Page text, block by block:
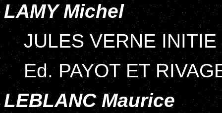
LAMY Michel
JULES VERNE
Ed. PAYOT ET
LEBLANC Maurice